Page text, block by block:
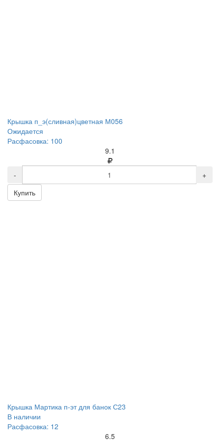
Крышка п_э(сливная)цветная М056
Ожидается
Расфасовка: 100
9.1
-
+
Купить
Крышка Мартика п-эт для банок С23
В наличии
Расфасовка: 12
6.5